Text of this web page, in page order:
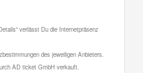
verlässt Du die Internetpräsenz
des jeweiligen Anbieters.
AD ticket GmbH verkauft.